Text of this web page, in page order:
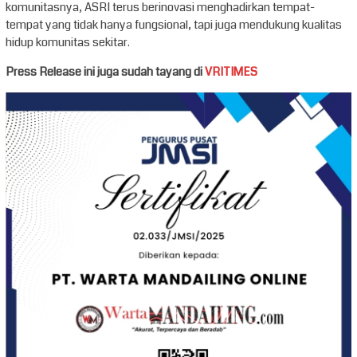
komunitasnya, ASRI terus berinovasi menghadirkan tempat-
tempat yang tidak hanya fungsional, tapi juga mendukung kualitas
hidup komunitas sekitar.
Press Release ini juga sudah tayang diVRITIMES